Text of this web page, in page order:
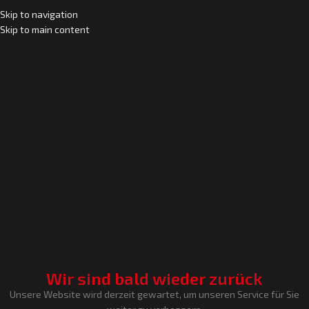
Skip to navigation
Skip to main content
Wir sind bald wieder zurück
Unsere Website wird derzeit gewartet, um unseren Service für Sie